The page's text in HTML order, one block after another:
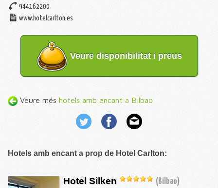
944162200
www.hotelcarlton.es
Veure disponibilitat i preus
Veure més hotels amb encant a Bilbao
Hotels amb encant a prop de Hotel Carlton:
Hotel Silken (Bilbao)